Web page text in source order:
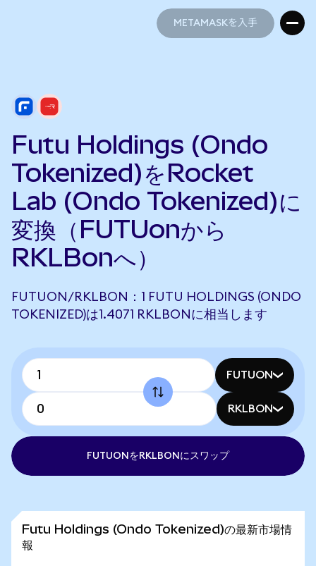
METAMASKを入手
Futu Holdings (Ondo
Tokenized)をRocket
Lab (Ondo Tokenized)に
変換（FUTUonから
RKLBonへ）
FUTUON/RKLBON：1 FUTU HOLDINGS (ONDO
TOKENIZED)は1.4071 RKLBONに相当します
FUTUON
RKLBON
FUTUONをRKLBONにスワップ
Futu Holdings (Ondo Tokenized)の最新市場情
報